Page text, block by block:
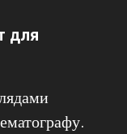
для